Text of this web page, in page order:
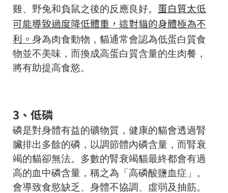
雞、野兔和負鼠之後的反應良好。 蛋白質太低
可能導致過度降低體重，這對貓的身體極為不
利。 身為肉食動物，貓通常會認為低蛋白質食
物並不美味，而換成高蛋白質含量的生肉餐，
將有助提高食慾。
3、低磷
磷是對身體有益的礦物質，健康的貓會透過腎
臟排出多餘的磷，以調節體內磷含量，而腎衰
竭的貓卻無法。多數的腎衰竭貓最終都會有過
高的血中磷含量，稱之為「高磷酸鹽血症」。
會導致食慾缺乏、身體不協調、虛弱及抽筋。